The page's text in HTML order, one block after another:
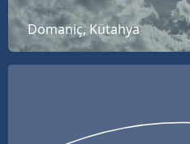
Domaniç, Kütahya